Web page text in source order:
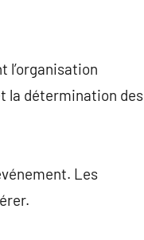
l’organisation
la détermination des
Les